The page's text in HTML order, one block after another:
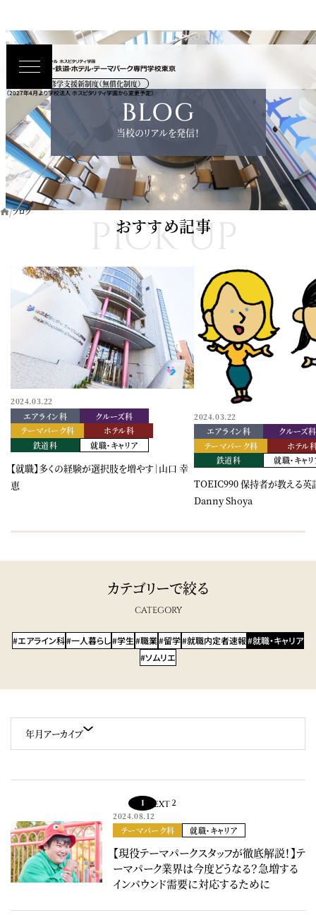
高等教育の修学支援新制度（無償化制度）
（2027年4月より学校法人 ホスピタリティ学園から変更予定）
BLOG
当校のリアルを発信！
ブログ
PICK UP
おすすめ記事
2024.03.22
エアライン科
クルーズ科
テーマパーク科
ホテル科
鉄道科
就職・キャリア
【就職】多くの経験が選択肢を増やす｜山口 幸
恵
2024.03.22
エアライン科
クルーズ科
テーマパーク科
ホテル
鉄道科
就職・キャ
TOEIC990 保持者が教える英
Danny Shoya
カテゴリーで絞る
CATEGORY
#エアライン科#一人暮らし#学生#職業#留学#就職内定者速報#就職・キャリア
#ソムリエ
年月アーカイブ
2024.08.12
テーマパーク科 就職・キャリア
【現役テーマパークスタッフが徹底解説！】テ
ーマパーク業界は今度どうなる？急増する
インバウンド需要に対応するために
1 2
NEXT